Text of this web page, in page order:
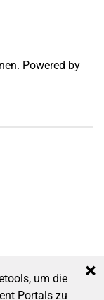
Powered by
×
um die
Portals zu